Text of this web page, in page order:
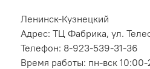
Ленинск-Кузнецкий
Адрес: ТЦ Фабрика, ул.
Телефон: 8-923-539-31-36
Время работы: пн-вск